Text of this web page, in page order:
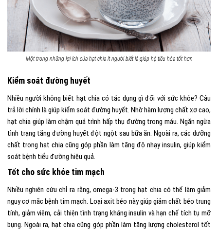
Một trong những lợi ích của hạt chia ít người biết là giúp hệ tiêu hóa tốt hơn
Kiểm soát đường huyết
Nhiều người không biết hạt chia có tác dụng gì đối với sức khỏe? Câu
trả lời chính là giúp kiểm soát đường huyết. Nhờ hàm lượng chất xơ cao,
hạt chia giúp làm chậm quá trình hấp thụ đường trong máu. Ngăn ngừa
tình trạng tăng đường huyết đột ngột sau bữa ăn. Ngoài ra, các dưỡng
chất trong hạt chia cũng góp phần làm tăng độ nhạy insulin, giúp kiểm
soát bệnh tiểu đường hiệu quả.
Tốt cho sức khỏe tim mạch
Nhiều nghiên cứu chỉ ra rằng, omega-3 trong hạt chia có thể làm giảm
nguy cơ mắc bệnh tim mạch. Loại axit béo này giúp giảm chất béo trung
tính, giảm viêm, cải thiện tình trạng kháng insulin và hạn chế tích tụ mỡ
bụng. Ngoài ra, hạt chia cũng góp phần làm tăng lượng cholesterol tốt